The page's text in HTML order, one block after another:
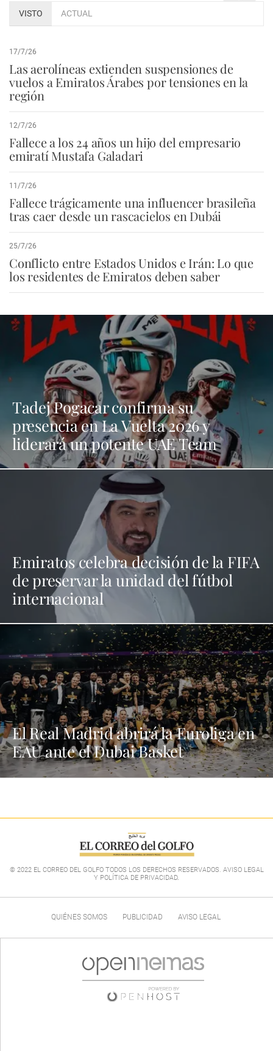
VISTO ACTUAL
17/7/26
Las aerolíneas extienden suspensiones de
vuelos a Emiratos Árabes por tensiones en la
región
12/7/26
Fallece a los 24 años un hijo del empresario
emiratí Mustafa Galadari
11/7/26
Fallece trágicamente una influencer brasileña
tras caer desde un rascacielos en Dubái
25/7/26
Conflicto entre Estados Unidos e Irán: Lo que
los residentes de Emiratos deben saber
Tadej Pogacar confirma su
presencia en La Vuelta 2026 y
liderará un potente UAE Team
Emiratos celebra decisión de la FIFA
de preservar la unidad del fútbol
internacional
El Real Madrid abrirá la Euroliga en
EAU ante el Dubai Basket
© 2022 EL CORREO DEL GOLFO TODOS LOS DERECHOS RESERVADOS. AVISO LEGAL
Y POLÍTICA DE PRIVACIDAD.
QUIÉNES SOMOS PUBLICIDAD AVISO LEGAL